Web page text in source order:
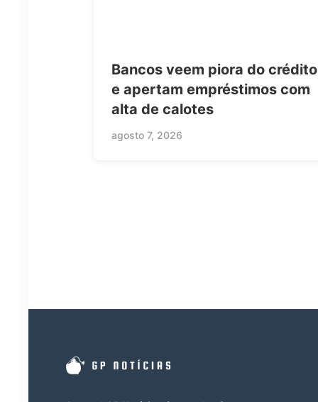
Bancos veem piora do crédito
e apertam empréstimos com
alta de calotes
agosto 7, 2026